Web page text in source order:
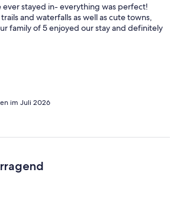
ever stayed in- everything was perfect!
and waterfalls as well as cute towns,
family of 5 enjoyed our stay and definitely
im Juli 2026